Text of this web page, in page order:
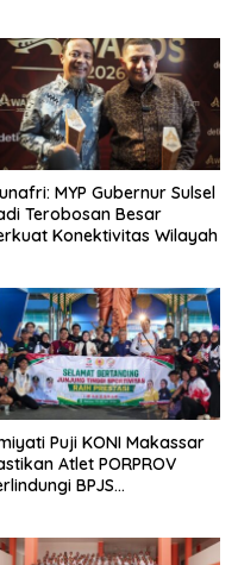
MYP Gubernur Sulsel
Terobosan Besar
Konektivitas Wilayah
Puji KONI Makassar
Atlet PORPROV
BPJS